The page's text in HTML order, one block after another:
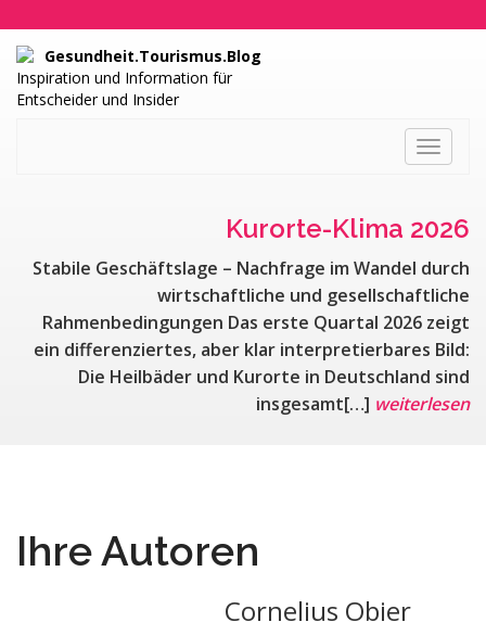
Gesundheit.Tourismus.Blog
Inspiration und Information für
Entscheider und Insider
Toggle
Kurorte-Klima 2026
Stabile Geschäftslage – Nachfrage im Wandel durch
wirtschaftliche und gesellschaftliche
Rahmenbedingungen Das erste Quartal 2026 zeigt
ein differenziertes, aber klar interpretierbares Bild:
Die Heilbäder und Kurorte in Deutschland sind
insgesamt[…] weiterlesen
Ihre Autoren
Cornelius Obier